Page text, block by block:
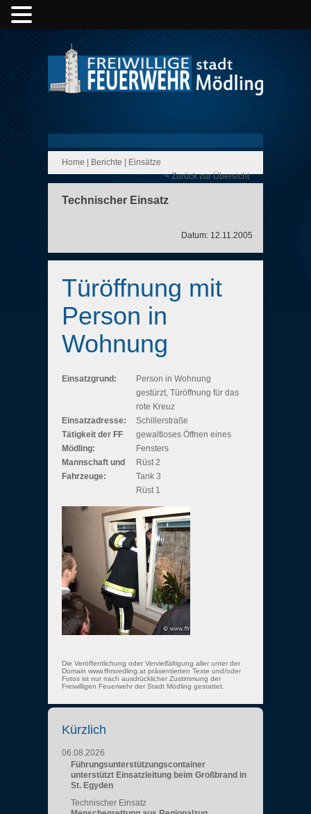
Home Berichte
Einsätze
< Zurück zur Übersicht
Technischer Einsatz
Datum: 12.11.2005
Türöffnung mit
Person in
Wohnung
Einsatzgrund:
Person in Wohnung
gestürzt, Türöffnung für das
rote Kreuz
Einsatzadresse:
Schillerstraße
Tätigkeit der FF
Mödling:
gewaltloses Öffnen eines
Fensters
Mannschaft und
Fahrzeuge:
Rüst 2
Tank 3
Rüst 1
Die Veröffentlichung oder Vervielfältigung aller unter der
Domain www.ffmoedling.at präsentierten Texte und/oder
Fotos ist nur nach ausdrücklicher Zustimmung der
Freiwilligen Feuerwehr der Stadt Mödling gestattet.
Kürzlich
06.08.2026
Führungsunterstützungscontainer
unterstützt Einsatzleitung beim Großbrand in
St. Egyden
Technischer Einsatz